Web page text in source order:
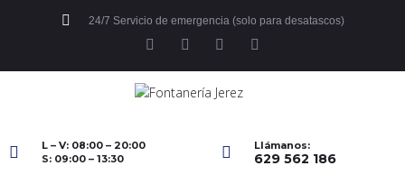
24/7 Servicio de emergencia (solo para desatascos)
L – V: 08:00 – 20:00
S: 09:00 – 13:30
Llámanos:
629 562 186